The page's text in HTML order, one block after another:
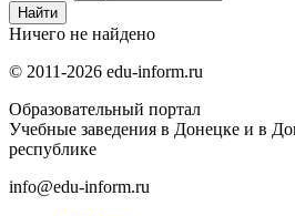
Ничего не найдено
© 2011-2026 edu-inform.ru
Образовательный портал
Учебные заведения в Донецке и в
республике
info@edu-inform.ru